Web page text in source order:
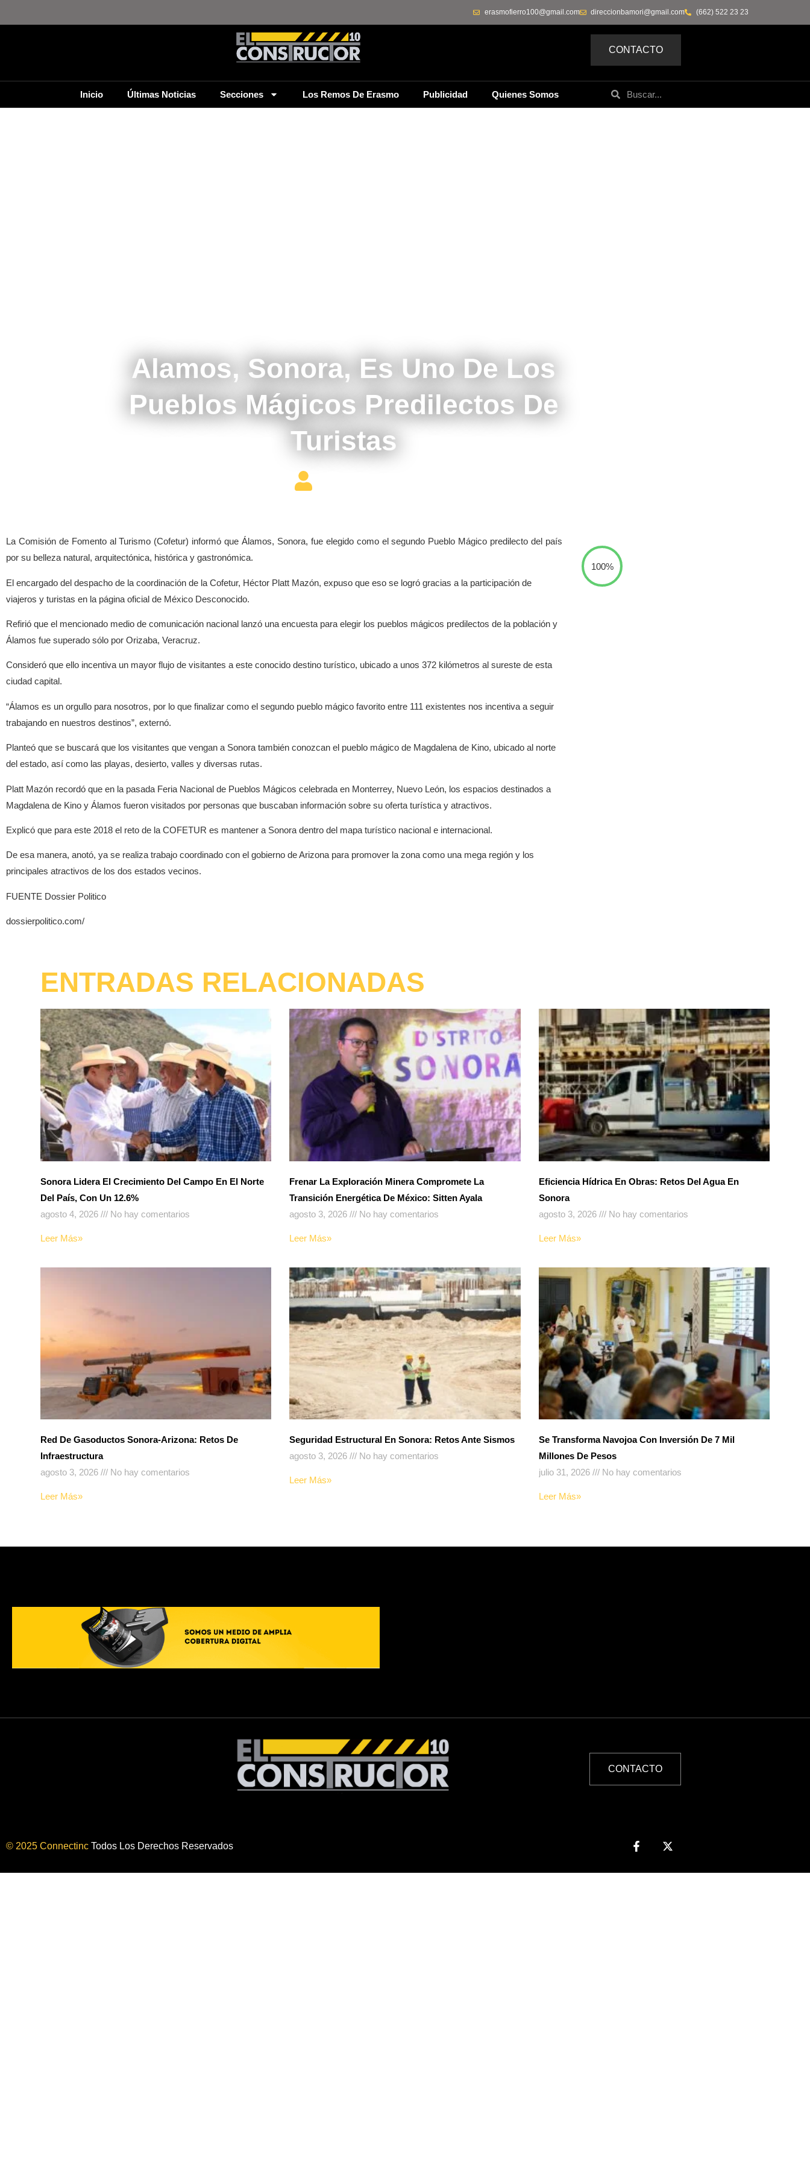
(662) 522 23 23
direccionbamori@gmail.com
erasmofierro100@gmail.com
CONTACTO
Inicio Últimas Noticias Secciones Los Remos De Erasmo Publicidad Quienes Somos
Alamos, Sonora, Es Uno De Los
Pueblos Mágicos Predilectos De
Turistas
La Comisión de Fomento al Turismo (Cofetur) informó que Álamos, Sonora, fue elegido como el segundo Pueblo Mágico predilecto del país
por su belleza natural, arquitectónica, histórica y gastronómica.
El encargado del despacho de la coordinación de la Cofetur, Héctor Platt Mazón, expuso que eso se logró gracias a la participación de
viajeros y turistas en la página oficial de México Desconocido.
Refirió que el mencionado medio de comunicación nacional lanzó una encuesta para elegir los pueblos mágicos predilectos de la población y
Álamos fue superado sólo por Orizaba, Veracruz.
Consideró que ello incentiva un mayor flujo de visitantes a este conocido destino turístico, ubicado a unos 372 kilómetros al sureste de esta
ciudad capital.
“Álamos es un orgullo para nosotros, por lo que finalizar como el segundo pueblo mágico favorito entre 111 existentes nos incentiva a seguir
trabajando en nuestros destinos”, externó.
Planteó que se buscará que los visitantes que vengan a Sonora también conozcan el pueblo mágico de Magdalena de Kino, ubicado al norte
del estado, así como las playas, desierto, valles y diversas rutas.
Platt Mazón recordó que en la pasada Feria Nacional de Pueblos Mágicos celebrada en Monterrey, Nuevo León, los espacios destinados a
Magdalena de Kino y Álamos fueron visitados por personas que buscaban información sobre su oferta turística y atractivos.
Explicó que para este 2018 el reto de la COFETUR es mantener a Sonora dentro del mapa turístico nacional e internacional.
De esa manera, anotó, ya se realiza trabajo coordinado con el gobierno de Arizona para promover la zona como una mega región y los
principales atractivos de los dos estados vecinos.
FUENTE Dossier Politico
dossierpolitico.com/
100%
ENTRADAS RELACIONADAS
Sonora Lidera El Crecimiento Del Campo En El Norte
Del País, Con Un 12.6%
agosto 4, 2026
No hay comentarios
Leer Más»
Frenar La Exploración Minera Compromete La
Transición Energética De México: Sitten Ayala
agosto 3, 2026
No hay comentarios
Leer Más»
Eficiencia Hídrica En Obras: Retos Del Agua En
Sonora
agosto 3, 2026
No hay comentarios
Leer Más»
Red De Gasoductos Sonora-Arizona: Retos De
Infraestructura
agosto 3, 2026
No hay comentarios
Leer Más»
Seguridad Estructural En Sonora: Retos Ante Sismos
agosto 3, 2026
No hay comentarios
Leer Más»
Se Transforma Navojoa Con Inversión De 7 Mil
Millones De Pesos
julio 31, 2026
No hay comentarios
Leer Más»
CONTACTO
© 2025 Connectinc Todos Los Derechos Reservados